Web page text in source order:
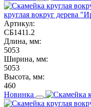
круглая вокруг дерева
Артикул:
СБ1411.2
Длина, мм:
5053
Ширина, мм:
5053
Высота, мм:
460
Новинка